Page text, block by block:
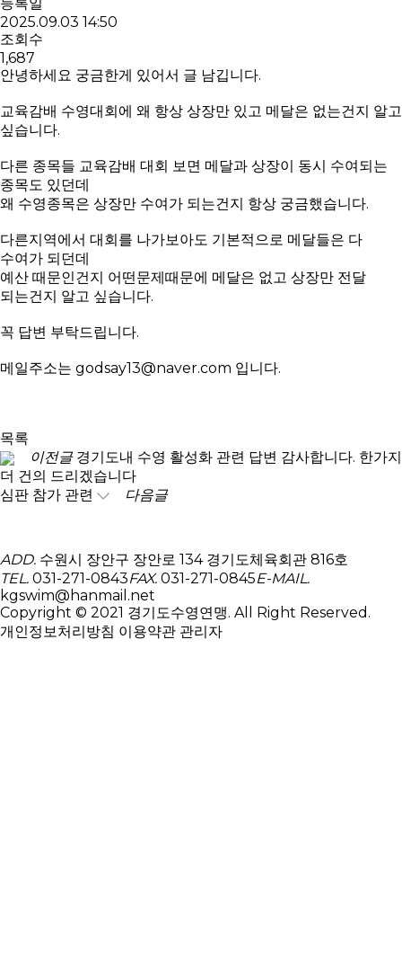
2025.09.03 14:50
조회수
1,687
안녕하세요 궁금한게 있어서 글 남깁니다.
교육감배 수영대회에 왜 항상 상장만 있고 메달은 없는건지 알고
싶습니다.
다른 종목들 교육감배 대회 보면 메달과 상장이 동시 수여되는
종목도 있던데
왜 수영종목은 상장만 수여가 되는건지 항상 궁금했습니다.
다른지역에서 대회를 나가보아도 기본적으로 메달들은 다
수여가 되던데
예산 때문인건지 어떤문제때문에 메달은 없고 상장만 전달
되는건지 알고 싶습니다.
꼭 답변 부탁드립니다.
메일주소는 godsay13@naver.com 입니다.
목록
이전글 경기도내 수영 활성화 관련 답변 감사합니다. 한가지
더 건의 드리겠습니다
심판 참가 관련
다음글
ADD. 수원시 장안구 장안로 134 경기도체육회관 816호
TEL. 031-271-0843FAX. 031-271-0845E-MAIL.
kgswim@hanmail.net
Copyright © 2021 경기도수영연맹. All Right Reserved.
개인정보처리방침 이용약관 관리자